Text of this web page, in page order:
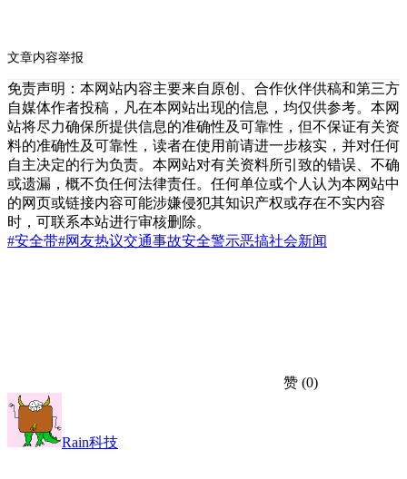
文章内容举报
免责声明：本网站内容主要来自原创、合作伙伴供稿和第三方
自媒体作者投稿，凡在本网站出现的信息，均仅供参考。本网
站将尽力确保所提供信息的准确性及可靠性，但不保证有关资
料的准确性及可靠性，读者在使用前请进一步核实，并对任何
自主决定的行为负责。本网站对有关资料所引致的错误、不确
或遗漏，概不负任何法律责任。任何单位或个人认为本网站中
的网页或链接内容可能涉嫌侵犯其知识产权或存在不实内容
时，可联系本站进行审核删除。
#安全带#网友热议交通事故安全警示恶搞社会新闻
赞 (0)
Rain科技